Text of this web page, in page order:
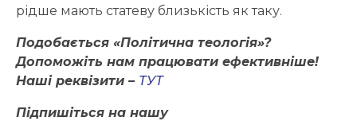
рідше мають статеву близькість як таку.
Подобається «Політична теологія»?
Допоможіть нам працювати ефективніше!
Наші реквізити – ТУТ
Підпишіться на нашу